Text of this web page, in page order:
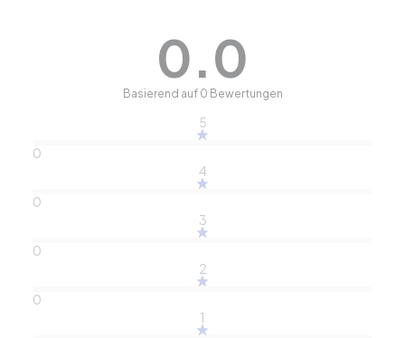
0.0
Basierend auf 0 Bewertungen
5
0
4
0
3
0
2
0
1